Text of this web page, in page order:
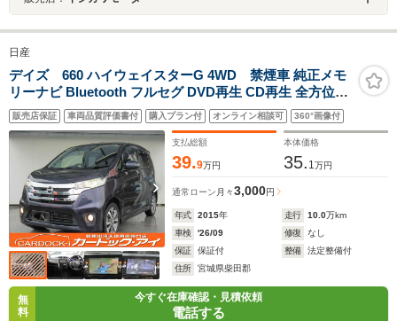
日産
デイズ 660 ハイウェイスターG 4WD 禁煙車 純正メモ
リーナビ Bluetooth フルセグ DVD再生 CD再生 全方位モ
ニター シートヒーター ドライブレコーダー HIDヘッドラ
ンプ フォグランプ オートライト 純正15インチアルミ
販売店保証 車両品質評価書付 購入プラン付 オンライン相談可 360°画像付
支払総額
39.9万円
本体価格
35. 1万円
通常ローン 月々3,000円
年式 2015年 走行 10.0万km
車検
'26/09 修復
なし
保証
保証付 整備
法定整備付
住所
宮城県柴田郡
無
料
今すぐ在庫確認・見積依頼
電話する